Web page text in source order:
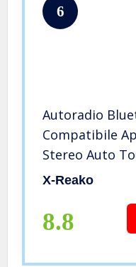
6
Autoradio
Compatibile
Stereo Auto
Bluetooth
Posteriore/
X-Reako
8.8